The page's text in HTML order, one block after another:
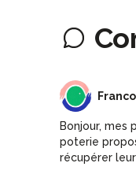
FR
Bonjour, mes
poterie
récupérer